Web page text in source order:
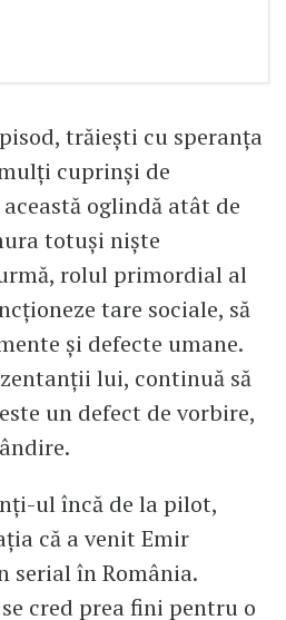
trăiești cu speranța
cuprinși de
această oglindă atât de
totuși niște
rolul primordial al
tare sociale, să
și defecte umane.
lui, continuă să
un defect de vorbire,
ul încă de la pilot,
că a venit Emir
serial în România.
cred prea fini pentru o